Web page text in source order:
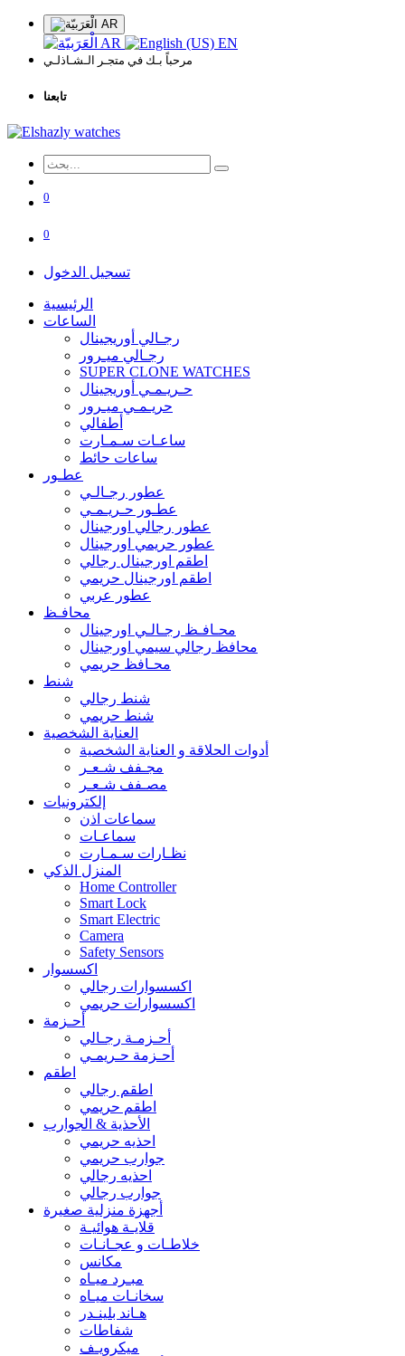
AR
AR EN
مرحباً بـك في متجـر الـشـاذلـي
تابعنا
0
0
تسجيل الدخول
الرئيسية
الساعات
رجـالي أوريجينال
رجـالي ميـرور
SUPER CLONE WATCHES
حـريـمـي أوريجينال
حريـمـي ميـرور
أطفالي
ساعـات سـمـارت
ساعات حائط
عطـور
عطور رجـالـي
عطـور حـريـمـي
عطور رجالي اورجينال
عطور حريمي اورجينال
اطقم اورجينال رجالي
اطقم اورجينال حريمي
عطور عربي
محافـظ
محـافـظ رجـالـي اورجينال
محافظ رجالي سيمي اورجينال
محـافظ حريمي
شنط
شنط رجالي
شنط حريمي
العناية الشخصية
أدوات الحلاقة و العناية الشخصية
مجـفف شـعـر
مصـفف شـعـر
إلكترونيات
سماعات اذن
سماعـات
نظـارات سـمـارت
المنزل الذكي
Home Controller
Smart Lock
Smart Electric
Camera
Safety Sensors
اكسسوار
اكسسوارات رجالي
اكسسوارات حريمي
أحـزمة
أحـزمـة رجـالي
أحـزمة حـريمـي
اطقم
اطقم رجالي
اطقم حريمي
الأحذية & الجوارب
احذيه حريمي
جوارب حريمي
احذيه رجالي
جوارب رجالي
أجهزة منزلية صغيرة
قلايـة هوائيـة
خلاطـات و عجـانـات
مكانس
مبـرد ميـاه
سخانـات ميـاه
هـاند بلينـدر
شفاطات
ميكرويـف